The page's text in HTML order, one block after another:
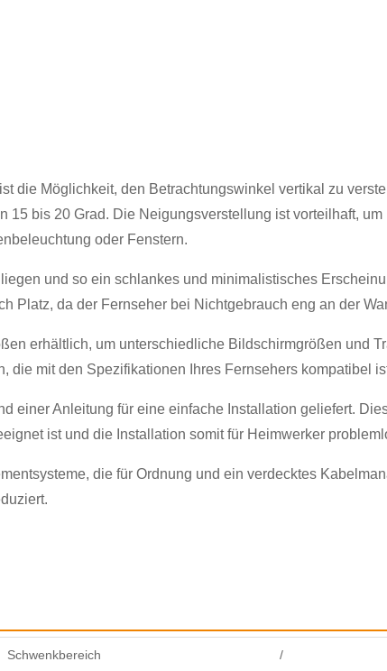
die Möglichkeit, den Betrachtungswinkel vertikal zu
bis 20 Grad. Die Neigungsverstellung ist vorteilhaft,
oder Fenstern.
und so ein schlankes und minimalistisches
Platz, da der Fernseher bei Nichtgebrauch eng an der
erhältlich, um unterschiedliche Bildschirmgrößen und
mit den Spezifikationen Ihres Fernsehers kompatibel
einer Anleitung für eine einfache Installation geliefert.
ist und die Installation somit für Heimwerker
die für Ordnung und ein verdecktes
Schwenkbereich /